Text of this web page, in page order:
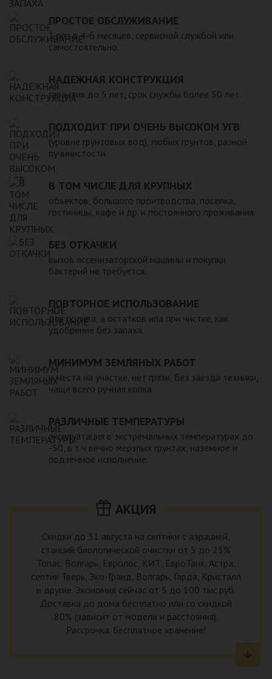
ПРОСТОЕ ОБСЛУЖИВАНИЕ
1 раз в 4-6 месяцев, сервисной службой или
самостоятельно.
НАДЕЖНАЯ КОНСТРУКЦИЯ
гарантия до 5 лет, срок службы более 50 лет.
ПОДХОДИТ ПРИ ОЧЕНЬ ВЫСОКОМ УГВ
(уровне грунтовых вод), любых грунтов, разной
пучинистости.
В ТОМ ЧИСЛЕ ДЛЯ КРУПНЫХ
объектов, большого производства, поселка,
гостиницы, кафе и др. и постоянного проживания.
БЕЗ ОТКАЧКИ
вызов ассенизаторской машины и покупки
бактерий не требуется.
ПОВТОРНОЕ ИСПОЛЬЗОВАНИЕ
для полива, а остатков ила при чистке, как
удобрение без запаха.
МИНИМУМ ЗЕМЛЯНЫХ РАБОТ
и места на участке, нет грязи, без заезда техники,
чаще всего ручная копка.
РАЗЛИЧНЫЕ ТЕМПЕРАТУРЫ
эксплуатация в экстремальных температурах до
-50, в т.ч вечно мерзлых грунтах, наземное и
подземное исполнение.
АКЦИЯ
Скидки до 31 августа на септики с аэрацией,
станций биологической очистки от 5 до 25%
Топас, Волгарь, Евролос, КИТ, ЕвроТанк, Астра,
септик Тверь, Эко-Гранд, Волгарь, Гарда, Кристалл
и другие. Экономия сейчас от 5 до 100 тыс.руб.
Доставка до дома бесплатно или со скидкой
80% (зависит от модели и расстояния).
Рассрочка. Бесплатное хранение!